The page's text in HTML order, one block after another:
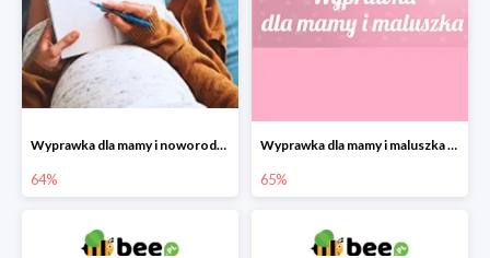
Wyprawka dla mamy i noworodka w Bee do -64%
64%
Wyprawka dla mamy i maluszka w Bee do -65%
65%